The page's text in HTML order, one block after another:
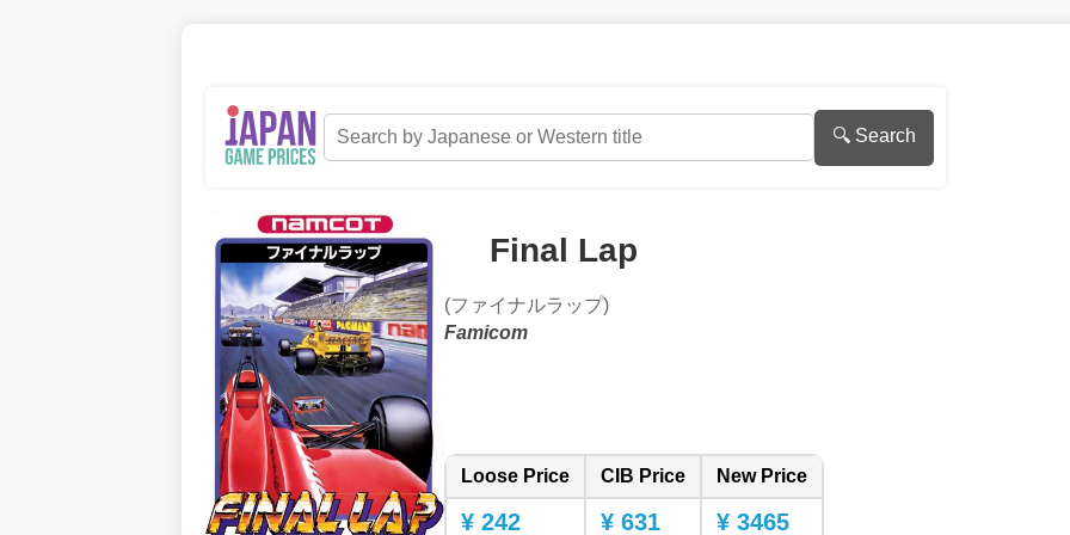
🔍 Search
Final Lap
(ファイナルラップ)
Famicom
Loose Price CIB Price New Price
¥ 242 ¥ 631 ¥ 3465